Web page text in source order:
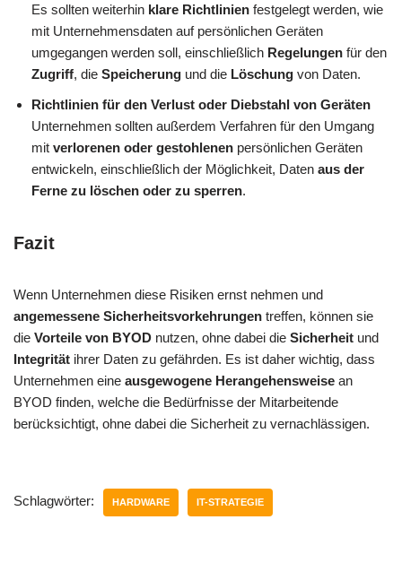
Es sollten weiterhin klare Richtlinien festgelegt werden, wie
mit Unternehmensdaten auf persönlichen Geräten
umgegangen werden soll, einschließlich Regelungen für den
Zugriff, die Speicherung und die Löschung von Daten.
Richtlinien für den Verlust oder Diebstahl von Geräten
Unternehmen sollten außerdem Verfahren für den Umgang
mit verlorenen oder gestohlenen persönlichen Geräten
entwickeln, einschließlich der Möglichkeit, Daten aus der
Ferne zu löschen oder zu sperren.
Fazit
Wenn Unternehmen diese Risiken ernst nehmen und
angemessene Sicherheitsvorkehrungen treffen, können sie
die Vorteile von BYOD nutzen, ohne dabei die Sicherheit und
Integrität ihrer Daten zu gefährden. Es ist daher wichtig, dass
Unternehmen eine ausgewogene Herangehensweise an
BYOD finden, welche die Bedürfnisse der Mitarbeitende
berücksichtigt, ohne dabei die Sicherheit zu vernachlässigen.
Schlagwörter: HARDWARE IT-STRATEGIE